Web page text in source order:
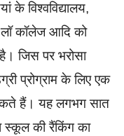
के विश्वविद्यालय,
कॉलेज आदि को
जिस पर भरोसा
प्रोग्राम के लिए एक
हैं। यह लगभग सात
स्कूल की रैंकिंग का